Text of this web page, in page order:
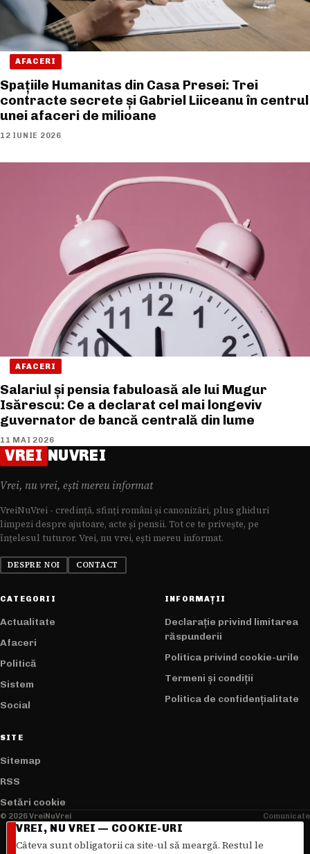
AFACERI
Spațiile Humanitas din Casa Presei: Trei
contracte secrete și Gabriel Liiceanu în centrul
unei afaceri de milioane
12 IUNIE 2026
AFACERI
Salariul și pensia fabuloasă ale lui Mugur
Isărescu: Ce a declarat cel mai longeviv
guvernator de bancă centrală din lume
11 MAI 2026
VREI NUVREI
Vrei, nu vrei, ești mereu informat
VreiNuVrei - credință, sfinți români și canonizări, plus ghiduri
limpezi despre ajutoare, acte și pensii. Tot ce te privește, pe
înțelesul tuturor. Vrei, nu vrei, ești mereu informat.
DESPRE NOI CONTACT
CATEGORII
Actualitate
Afaceri
Politică
Sistem
Social
INFORMAȚII
Declarație privind limitarea
răspunderii
Politica privind cookie-urile
Termeni și condiții
Politica de confidențialitate
SITE
Sitemap
RSS
Setări cookie
© 2026 VreiNuVrei Comunicate
VREI, NU VREI — COOKIE-URI
Câteva sunt obligatorii ca site-ul să meargă. Restul le